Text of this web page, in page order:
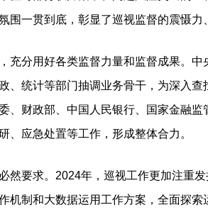
一贯到底，彰显了巡视监督的震慑力
分用好各类监督力量和监督成果。中
、统计等部门抽调业务骨干，为深入查
、财政部、中国人民银行、国家金融监
应急处置等工作，形成整体合力。
要求。2024年，巡视工作更加注重发
机制和大数据运用工作方案，全面探索